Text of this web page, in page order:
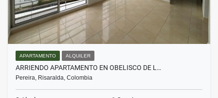
APARTAMENTO ALQUILER
ARRIENDO APARTAMENTO EN OBELISCO DE L…
Pereira, Risaralda, Colombia